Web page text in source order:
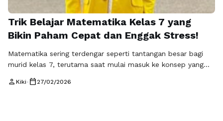
Trik Belajar Matematika Kelas 7 yang
Bikin Paham Cepat dan Enggak Stress!
Matematika sering terdengar seperti tantangan besar bagi
murid kelas 7, terutama saat mulai masuk ke konsep yang
geometri. Namun sebenarnya, semua bisa dipahami dengan
person Kiki• calendar_today 27/02/2026